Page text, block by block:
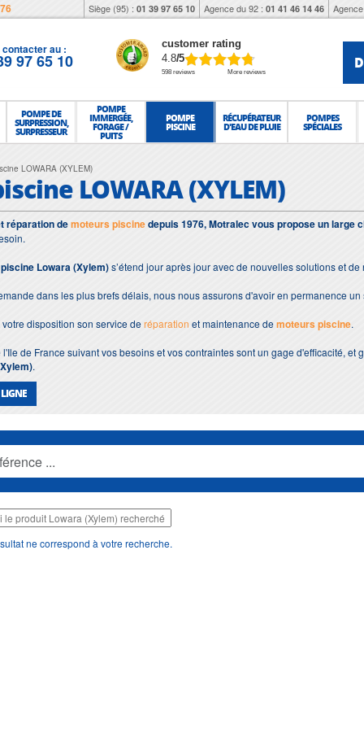
Siège (95) : 01 39 97 65 10 Agence du 92 : 01 41 46 14 46
contacter au :
97 65 10
customer rating
4.8/5
598 reviews More reviews
POMPE DE
SURPRESSION,
SURPRESSEUR
POMPE
IMMERGÉE,
FORAGE /
PUITS
POMPE
PISCINE
RÉCUPÉRATEUR
D'EAU DE PLUIE
POMPES
SPÉCIALES
LOWARA (XYLEM)
LOWARA (XYLEM)
réparation demoteurs piscinedepuis 1976, Motralec vous propose un large
Lowara (Xylem)s’étend jour après jour avec de nouvelles solutions et
dans les plus brefs délais, nous nous assurons d'avoir en permanence
disposition son service deréparation et maintenance demoteurs piscine.
de France suivant vos besoins et vos contraintes sont un gage d'efficacité,
.
ne correspond à votre recherche.